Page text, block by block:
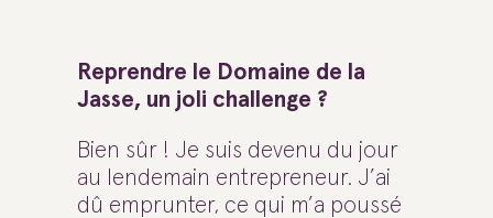
Reprendre le Domaine de la
Jasse, un joli challenge ?
Bien sûr ! Je suis devenu du jour
au lendemain entrepreneur. J’ai
dû emprunter, ce qui m’a poussé